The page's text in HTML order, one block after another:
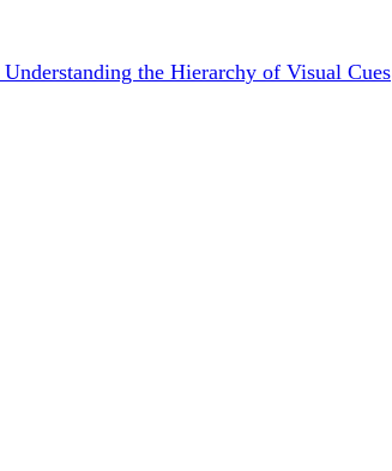
the Hierarchy of Visual Cues